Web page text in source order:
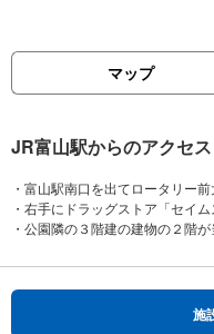
マップ
JR富山駅からのアクセス
・富山駅南口を出てロータリー
・右手にドラッグストア「セイ
施